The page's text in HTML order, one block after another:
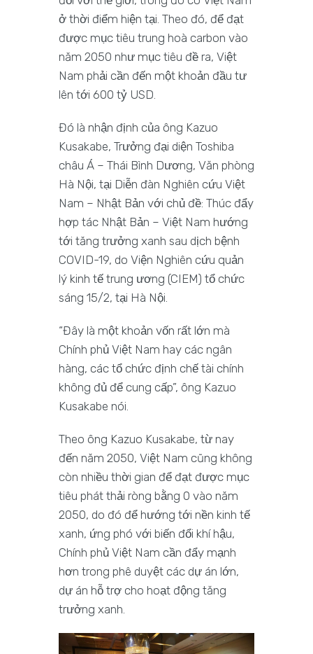
ở thời điểm hiện tại. Theo đó, để đạt
được mục tiêu trung hoà carbon vào
năm 2050 như mục tiêu đề ra, Việt
Nam phải cần đến một khoản đầu tư
lên tới 600 tỷ USD.
Đó là nhận định của ông Kazuo
Kusakabe, Trưởng đại diện Toshiba
châu Á – Thái Bình Dương, Văn phòng
Hà Nội, tại Diễn đàn Nghiên cứu Việt
Nam – Nhật Bản với chủ đề: Thúc đẩy
hợp tác Nhật Bản – Việt Nam hướng
tới tăng trưởng xanh sau dịch bệnh
COVID-19, do Viện Nghiên cứu quản
lý kinh tế trung ương (CIEM) tổ chức
sáng 15/2, tại Hà Nội.
“Đây là một khoản vốn rất lớn mà
Chính phủ Việt Nam hay các ngân
hàng, các tổ chức định chế tài chính
không đủ để cung cấp”, ông Kazuo
Kusakabe nói.
Theo ông Kazuo Kusakabe, từ nay
đến năm 2050, Việt Nam cũng không
còn nhiều thời gian để đạt được mục
tiêu phát thải ròng bằng 0 vào năm
2050, do đó để hướng tới nền kinh tế
xanh, ứng phó với biến đổi khí hậu,
Chính phủ Việt Nam cần đẩy mạnh
hơn trong phê duyệt các dự án lớn,
dự án hỗ trợ cho hoạt động tăng
trưởng xanh.